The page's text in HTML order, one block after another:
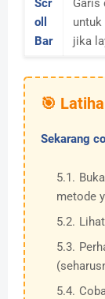
Scr
oll
Bar
Garis
untuk
jika
🎯
Sekarang
metode